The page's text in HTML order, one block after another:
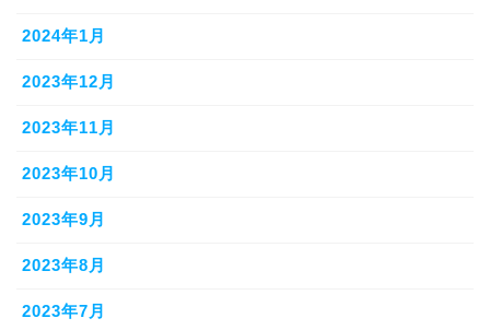
2024年1月
2023年12月
2023年11月
2023年10月
2023年9月
2023年8月
2023年7月